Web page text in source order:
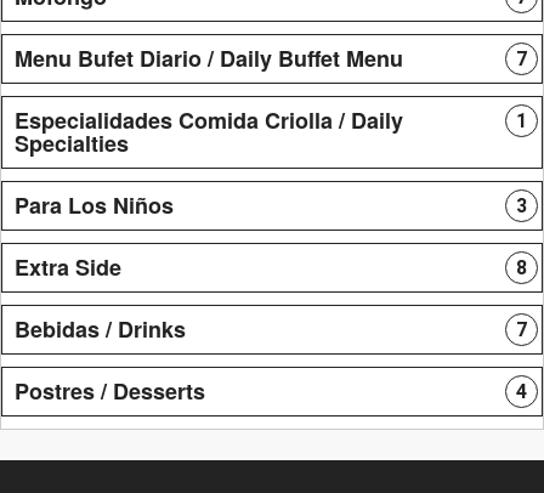
Menu Bufet Diario / Daily Buffet Menu 7
Especialidades Comida Criolla / Daily
Specialties
1
Para Los Niños 3
Extra Side 8
Bebidas / Drinks 7
Postres / Desserts 4